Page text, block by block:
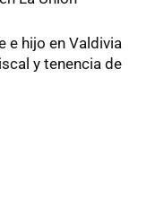
e hijo en Valdivia
y tenencia de